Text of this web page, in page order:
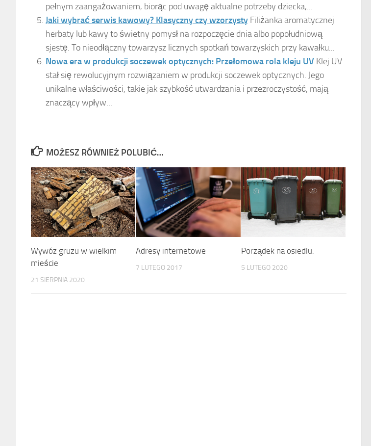
pełnym zaangażowaniem, biorąc pod uwagę aktualne potrzeby dziecka,...
Jaki wybrać serwis kawowy? Klasyczny czy wzorzysty Filiżanka aromatycznej
herbaty lub kawy to świetny pomysł na rozpoczęcie dnia albo popołudniową
sjestę. To nieodłączny towarzysz licznych spotkań towarzyskich przy kawałku...
Nowa era w produkcji soczewek optycznych: Przełomowa rola kleju UV Klej UV
stał się rewolucyjnym rozwiązaniem w produkcji soczewek optycznych. Jego
unikalne właściwości, takie jak szybkość utwardzania i przezroczystość, mają
znaczący wpływ...
MOŻESZ RÓWNIEŻ POLUBIĆ…
Wywóz gruzu w wielkim
mieście
21 SIERPNIA 2020
Adresy internetowe
7 LUTEGO 2017
Porządek na osiedlu.
5 LUTEGO 2020